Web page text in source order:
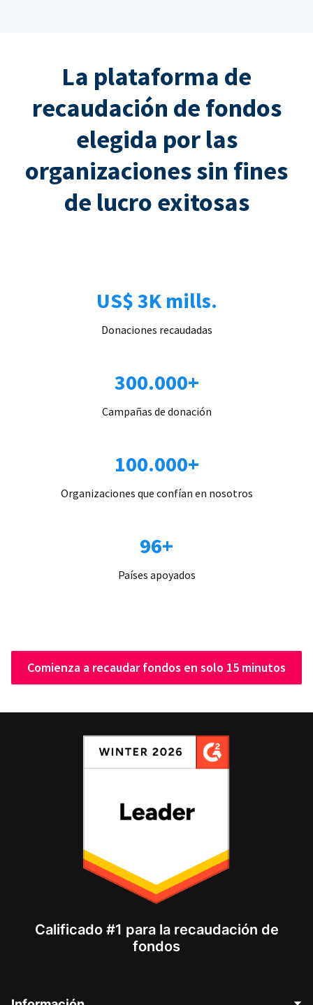
La plataforma de
recaudación de fondos
elegida por las
organizaciones sin fines
de lucro exitosas
US$ 3K mills.
Donaciones recaudadas
300.000+
Campañas de donación
100.000+
Organizaciones que confían en nosotros
96+
Países apoyados
Comienza a recaudar fondos en solo 15 minutos
Calificado #1 para la recaudación de
fondos